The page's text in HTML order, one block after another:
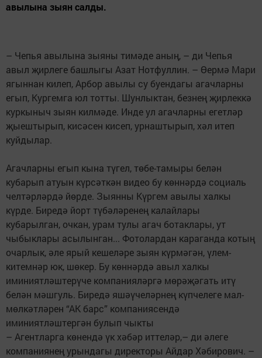
авылына зыян салды.
– Чепья авылына зыяны тимәде аның, – ди Чепья
авыл җирлеге башлыгы Азат Нотфуллин. – Өермә Мари
ягыннан килеп, Арбор авылы су буендагы агачларны
егып, Кургемга юл тотты. Шунлыктан, безнең җирлеккә
куркыныч зыян килмәде. Инде ул агачларны егетләр
җыештырып, кисәсен кисеп, урнаштырып, хәл итеп
куйдылар.
Агачларны егып кына түгел, төбе-тамыры белән
кубарып атуын күрсәткән видео бу көннәрдә социаль
челтәрләрдә йөрде. Зыянны Күргем авылы халкы
күрде. Биредә йорт түбәләренең калайлары
кубарылган, очкан, урам тулы агач ботаклары, ут
чыбыклары асылынган... Фотолардан караганда котың
очарлык, әле ярый кешеләре зыян күрмәгән, үлем-
китемнәр юк, шөкер. Бу көннәрдә авыл халкы
иминиятләштерүче компанияләргә мөрәҗәгать итү
белән мәшгуль. Биредә яшәүчеләрнең күпчелеге мал-
мөлкәтләрен “АК барс” компаниясендә
иминиятләштергән булып чыкты
– Агентларга көнендә үк хәбәр иттеләр,– ди әлеге
компаниянең урындагы директоры Айдар Хәбирович. –